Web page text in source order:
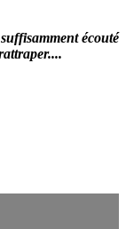
écouté